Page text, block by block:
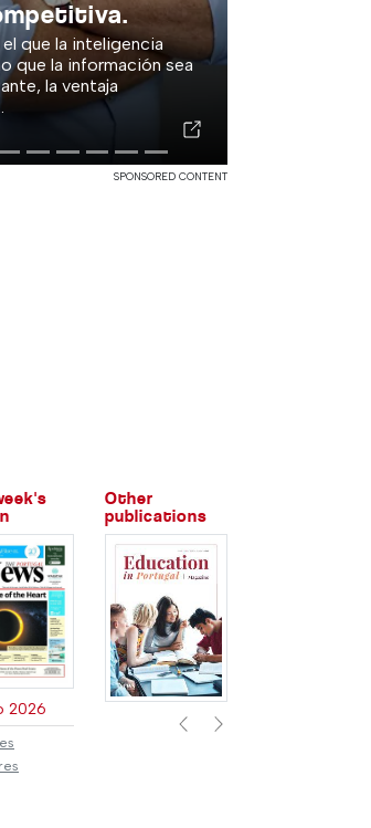
futura
beneficiado del
residente no habitual
condición fiscal
SPONSORED CONTENT
2026
Other
publications
Previous
Next